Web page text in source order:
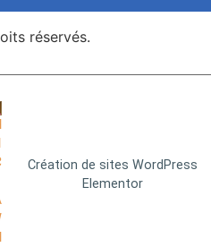
réservés.
Création de sites WordPress
Elementor